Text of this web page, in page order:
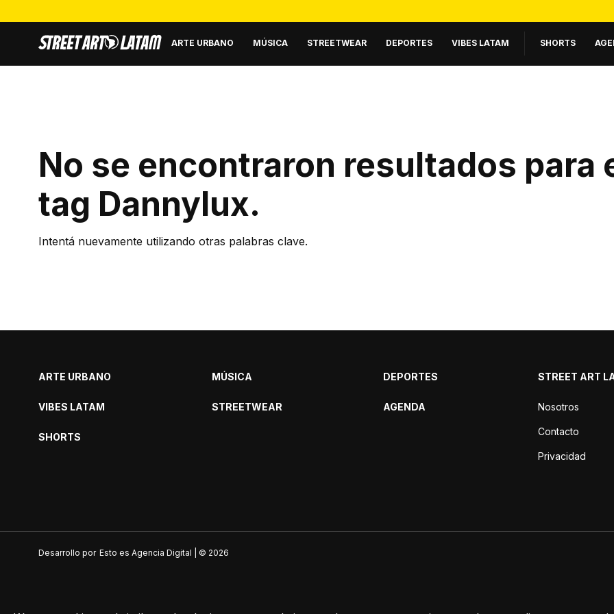
ARTE URBANO MÚSICA STREETWEAR DEPORTES VIBES LATAM SHORTS
No se encontraron resultados para
tag Dannylux.
Intentá nuevamente utilizando otras palabras clave.
ARTE URBANO
VIBES LATAM
SHORTS
MÚSICA
STREETWEAR
DEPORTES
AGENDA
STREET ART
Nosotros
Contacto
Privacidad
Desarrollo por Esto es Agencia Digital | © 2026